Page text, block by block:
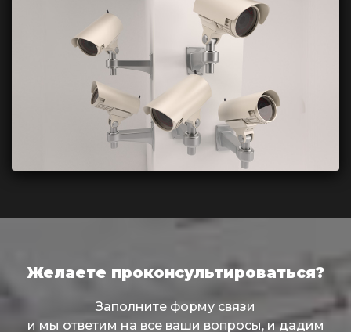
Желаете проконсультироваться?
Заполните форму связи
и мы ответим на все ваши вопросы, и дадим